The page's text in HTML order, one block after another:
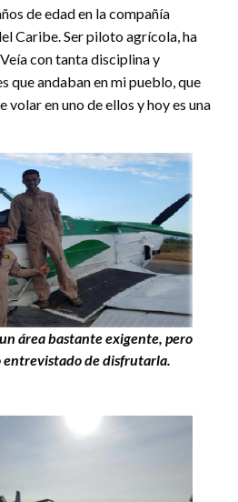
de edad en la compañía
Caribe. Ser piloto agrícola, ha
con tanta disciplina y
que andaban en mi pueblo, que
volar en uno de ellos y hoy es una
área bastante exigente, pero
entrevistado de disfrutarla.